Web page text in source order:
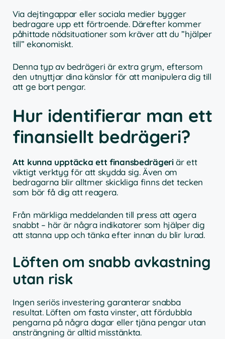
Via dejtingappar eller sociala medier bygger
bedragare upp ett förtroende. Därefter kommer
påhittade nödsituationer som kräver att du ”hjälper
till” ekonomiskt.
Denna typ av bedrägeri är extra grym, eftersom
den utnyttjar dina känslor för att manipulera dig till
att ge bort pengar.
Hur identifierar man ett
finansiellt bedrägeri?
Att kunna upptäcka ett finansbedrägeriär ett
viktigt verktyg för att skydda sig. Även om
bedragarna blir alltmer skickliga finns det tecken
som bör få dig att reagera.
Från märkliga meddelanden till press att agera
snabbt – här är några indikatorer som hjälper dig
att stanna upp och tänka efter innan du blir lurad.
Löften om snabb avkastning
utan risk
Ingen seriös investering garanterar snabba
resultat. Löften om fasta vinster, att fördubbla
pengarna på några dagar eller tjäna pengar utan
ansträngning är alltid misstänkta.